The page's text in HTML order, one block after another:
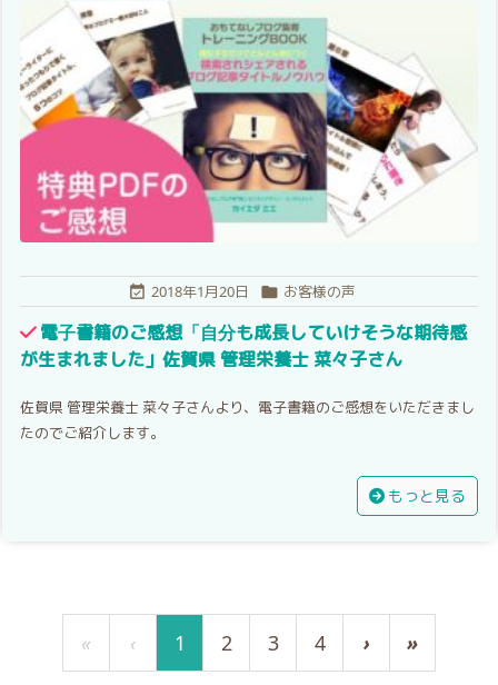
 2018年1月20日  お客様の声
電子書籍のご感想「自分も成長していけそうな期待感
が生まれました」佐賀県 管理栄養士 菜々子さん
佐賀県 管理栄養士 菜々子さんより、電子書籍のご感想をいただきまし
たのでご紹介します。
もっと見る
« ‹ 1 2 3 4 › »